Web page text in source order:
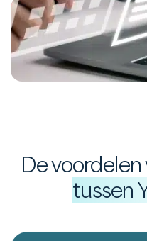
De voordelen
tussen